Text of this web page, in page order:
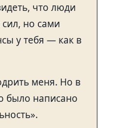
что люди
сил, но сами
у тебя — как в
меня. Но в
было написано